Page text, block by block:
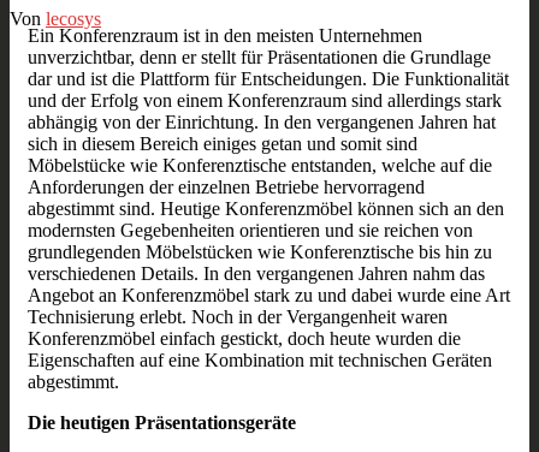
Von lecosys
Ein Konferenzraum ist in den meisten Unternehmen
unverzichtbar, denn er stellt für Präsentationen die Grundlage
dar und ist die Plattform für Entscheidungen. Die Funktionalität
und der Erfolg von einem Konferenzraum sind allerdings stark
abhängig von der Einrichtung. In den vergangenen Jahren hat
sich in diesem Bereich einiges getan und somit sind
Möbelstücke wie Konferenztische entstanden, welche auf die
Anforderungen der einzelnen Betriebe hervorragend
abgestimmt sind. Heutige Konferenzmöbel können sich an den
modernsten Gegebenheiten orientieren und sie reichen von
grundlegenden Möbelstücken wie Konferenztische bis hin zu
verschiedenen Details. In den vergangenen Jahren nahm das
Angebot an Konferenzmöbel stark zu und dabei wurde eine Art
Technisierung erlebt. Noch in der Vergangenheit waren
Konferenzmöbel einfach gestickt, doch heute wurden die
Eigenschaften auf eine Kombination mit technischen Geräten
abgestimmt.
Die heutigen Präsentationsgeräte